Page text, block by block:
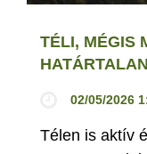
TÉLI, MÉGIS
02/05/2026
Télen is aktív